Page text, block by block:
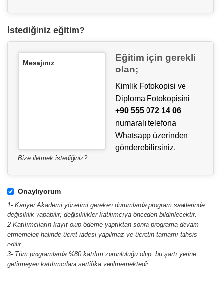
İstediğiniz eğitim?
Mesajınız
Bize iletmek istediğiniz?
Eğitim için gerekli
olan;
Kimlik Fotokopisi ve
Diploma Fotokopisini
+90 555 072 14 06
numaralı telefona
Whatsapp üzerinden
gönderebilirsiniz.
Onaylıyorum
1- Kariyer Akademi yönetimi gereken durumlarda program saatlerinde
değişiklik yapabilir; değişiklikler katılımcıya önceden bildirilecektir.
2-Katılımcıların kayıt olup ödeme yaptıktan sonra programa devam
etmemeleri halinde ücret iadesi yapılmaz ve ücretin tamamı tahsis
edilir.
3- Tüm programlarda %80 katılım zorunluluğu olup, bu şartı yerine
getirmeyen katılımcılara sertifika verilmemektedir.